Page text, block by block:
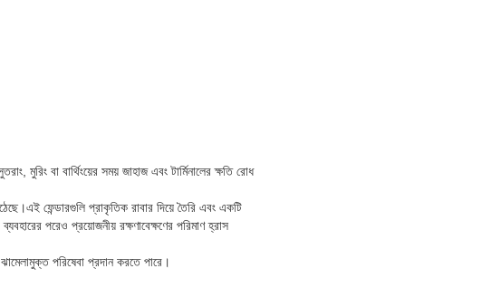
মুরিং বা বার্থিংয়ের সময় জাহাজ এবং টার্মিনালের ক্ষতি রোধ
ফেন্ডারগুলি প্রাকৃতিক রাবার দিয়ে তৈরি এবং একটি
পরেও প্রয়োজনীয় রক্ষণাবেক্ষণের পরিমাণ হ্রাস
পরিষেবা প্রদান করতে পারে।